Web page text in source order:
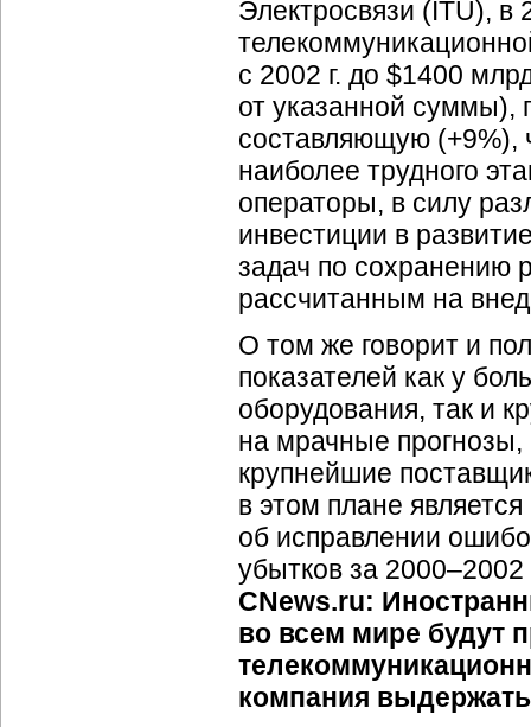
Электросвязи (ITU), в
с 2002 г. до $1400
от указанной суммы),
составляющую (+9%),
наиболее трудного
операторы, в силу
инвестиции в
задач по сохранению
рассчитанным на
О том же говорит и
показателей как у
оборудования, так и
на мрачные прогнозы,
крупнейшие
в этом плане
об исправлении
убытков за
CNews.ru:
во всем мире будут
компания